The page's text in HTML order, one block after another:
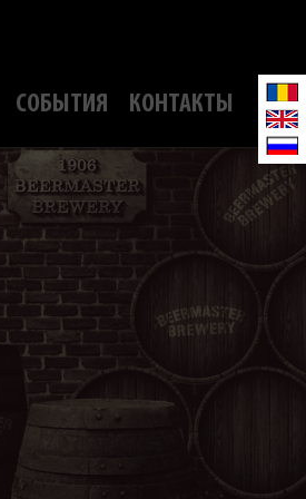
СОБЫТИЯ КОНТАКТЫ